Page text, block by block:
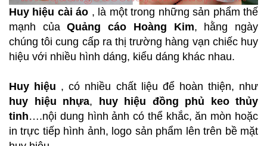
Huy hiệu cài áo , là một trong những sản phẩm thế
mạnh củaQuảng cáo Hoàng Kim, hằng ngày
chúng tôi cung cấp ra thị trường hàng vạn chiếc huy
hiệu với nhiều hình dáng, kiểu dáng khác nhau.
Huy hiệu , có nhiều chất liệu để hoàn thiện, như
huy hiệu nhựa, huy hiệu đồng phủ keo thủy
tinh….nội dung hình ảnh có thể khắc, ăn mòn hoặc
in trực tiếp hình ảnh, logo sản phẩm lên trên bề mặt